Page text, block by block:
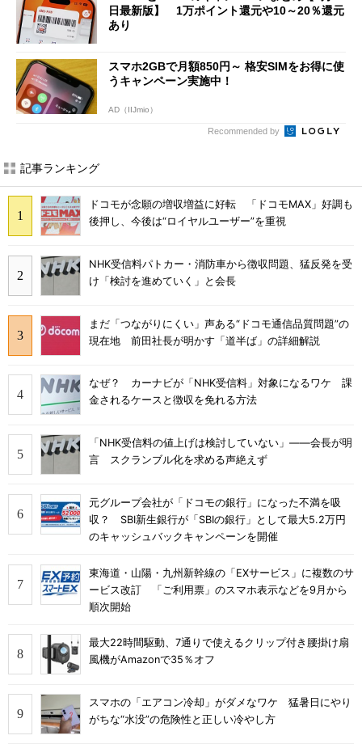
日最新版】 1万ポイント還元や10～20％還元
あり
スマホ2GBで月額850円～ 格安SIMをお得に使
うキャンペーン実施中！
AD（IIJmio）
Recommended by
記事ランキング
ドコモが念願の増収増益に好転 「ドコモMAX」好調も
後押し、今後は“ロイヤルユーザー”を重視
NHK受信料パトカー・消防車から徴収問題、猛反発を受
け「検討を進めていく」と会長
まだ「つながりにくい」声ある“ドコモ通信品質問題”の
現在地 前田社長が明かす「道半ば」の詳細解説
なぜ？ カーナビが「NHK受信料」対象になるワケ 課
金されるケースと徴収を免れる方法
「NHK受信料の値上げは検討していない」――会長が明
言 スクランブル化を求める声絶えず
元グループ会社が「ドコモの銀行」になった不満を吸
収？ SBI新生銀行が「SBIの銀行」として最大5.2万円
のキャッシュバックキャンペーンを開催
東海道・山陽・九州新幹線の「EXサービス」に複数のサ
ービス改訂 「ご利用票」のスマホ表示などを9月から
順次開始
最大22時間駆動、7通りで使えるクリップ付き腰掛け扇
風機がAmazonで35％オフ
スマホの「エアコン冷却」がダメなワケ 猛暑日にやり
がちな“水没”の危険性と正しい冷やし方